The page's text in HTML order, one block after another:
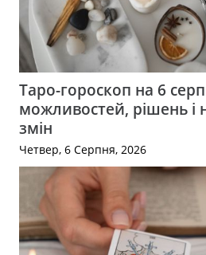
Таро-гороскоп на 6
можливостей, рішень і
змін
Четвер, 6 Серпня, 2026